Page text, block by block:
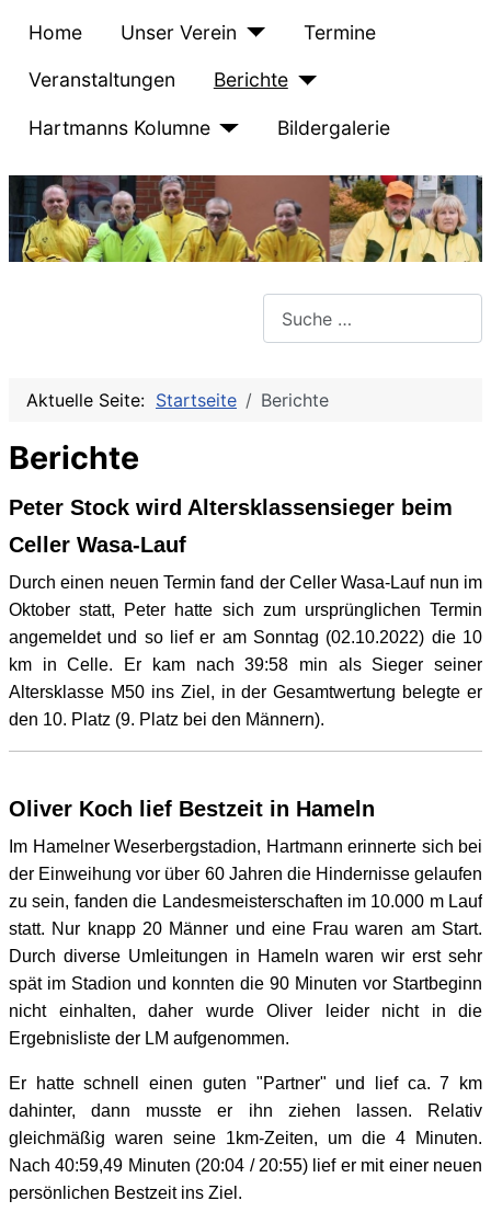
Home Unser Verein Termine
Veranstaltungen Berichte
Hartmanns Kolumne Bildergalerie
Aktuelle Seite: Startseite Berichte
Berichte
Peter Stock wird Altersklassensieger beim
Celler Wasa-Lauf
Durch einen neuen Termin fand der Celler Wasa-Lauf nun im
Oktober statt, Peter hatte sich zum ursprünglichen Termin
angemeldet und so lief er am Sonntag (02.10.2022) die 10
km in Celle. Er kam nach 39:58 min als Sieger seiner
Altersklasse M50 ins Ziel, in der Gesamtwertung belegte er
den 10. Platz (9. Platz bei den Männern).
Oliver Koch lief Bestzeit in Hameln
Im Hamelner Weserbergstadion, Hartmann erinnerte sich bei
der Einweihung vor über 60 Jahren die Hindernisse gelaufen
zu sein, fanden die Landesmeisterschaften im 10.000 m Lauf
statt. Nur knapp 20 Männer und eine Frau waren am Start.
Durch diverse Umleitungen in Hameln waren wir erst sehr
spät im Stadion und konnten die 90 Minuten vor Startbeginn
nicht einhalten, daher wurde Oliver leider nicht in die
Ergebnisliste der LM aufgenommen.
Er hatte schnell einen guten "Partner" und lief ca. 7 km
dahinter, dann musste er ihn ziehen lassen. Relativ
gleichmäßig waren seine 1km-Zeiten, um die 4 Minuten.
Nach 40:59,49 Minuten (20:04 / 20:55) lief er mit einer neuen
persönlichen Bestzeit ins Ziel.